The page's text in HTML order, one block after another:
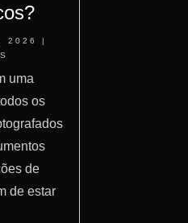
2026
|
uma
os
de
de estar